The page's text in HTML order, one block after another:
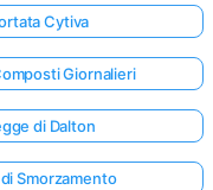
Cytiva
Giornalieri
di Dalton
Smorzamento